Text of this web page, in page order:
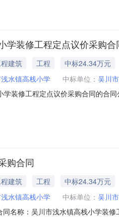
学装修工程定点议价采购
建筑 工程
中标24.34万元
水镇高栈小学 中标单位： 吴川
装修工程定点议价采购合同的合
联系*式：18922085622供应商(
购合同
建筑 工程
中标24.34万元
水镇高栈小学 中标单位： 吴川
名称：吴川市浅水镇高栈小学装